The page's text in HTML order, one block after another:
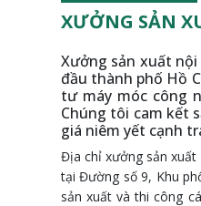
XƯỞNG SẢN
Xưởng sản xuất
đầu thành phố Hồ
tư máy móc công
Chúng tôi cam kết
giá niêm yết cạnh
Địa chỉ xưởng sản xuất
tại Đường số 9, Khu
sản xuất và thi công